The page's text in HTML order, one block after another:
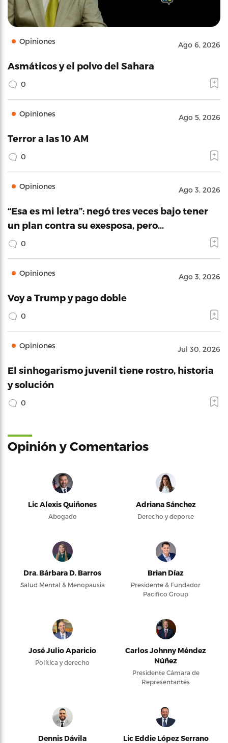
Opiniones Ago 6, 2026
Asmáticos y el polvo del Sahara
0
Opiniones Ago 5, 2026
Terror a las 10 AM
0
Opiniones Ago 3, 2026
“Esa es mi letra”: negó tres veces bajo tener
un plan contra su exesposa, pero…
0
Opiniones Ago 3, 2026
Voy a Trump y pago doble
0
Opiniones Jul 30, 2026
El sinhogarismo juvenil tiene rostro, historia
y solución
0
Opinión y Comentarios
Lic Alexis Quiñones
Abogado
Adriana Sánchez
Derecho y deporte
Dra. Bárbara D. Barros
Salud Mental & Menopausia
Brian Díaz
Presidente & Fundador
Pacifico Group
José Julio Aparicio
Política y derecho
Carlos Johnny Méndez
Núñez
Presidente Cámara de
Representantes
Dennis Dávila Lic Eddie López Serrano